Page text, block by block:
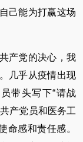
己能为打赢这场
产党的决心，我
几乎从疫情出现
带头写下“请战
产党员和医务工
命感和责任感。